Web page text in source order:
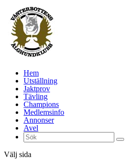
Hem
Utställning
Jaktprov
Tävling
Champions
Medlemsinfo
Annonser
Avel
Välj sida